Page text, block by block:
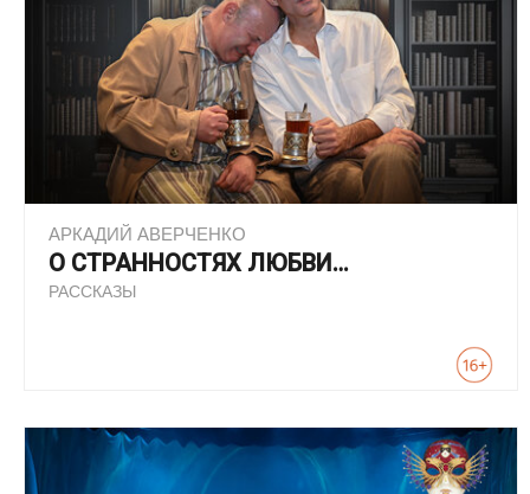
АРКАДИЙ АВЕРЧЕНКО
О СТРАННОСТЯХ ЛЮБВИ…
РАССКАЗЫ